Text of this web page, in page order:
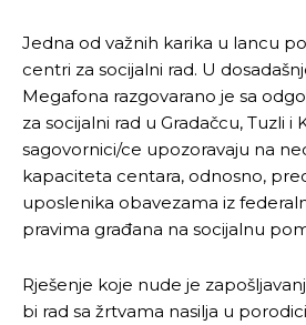
Jedna od važnih karika u lancu
centri za socijalni rad. U
Megafona razgovarano je sa
za socijalni rad u Gradačcu, Tuzli i
sagovornici/ce upozoravaju na
kapaciteta centara, odnosno,
uposlenika obavezama iz
pravima građana na socijalnu
Rješenje koje nude je
bi rad sa žrtvama nasilja u